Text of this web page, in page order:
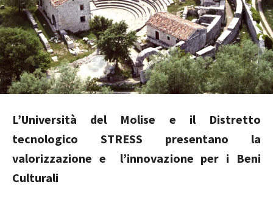
L’Università del Molise e il Distretto
tecnologico STRESS presentano la
valorizzazione e l’innovazione per i Beni
Culturali